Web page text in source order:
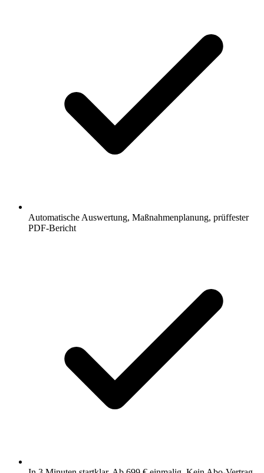
Automatische Auswertung, Maßnahmenplanung, prüffester
PDF-Bericht